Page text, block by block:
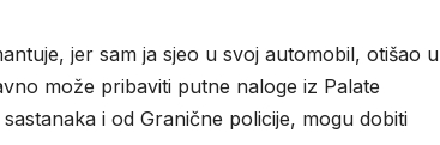
jer sam ja sjeo u svoj automobil, otišao u
može pribaviti putne naloge iz Palate
i od Granične policije, mogu dobiti